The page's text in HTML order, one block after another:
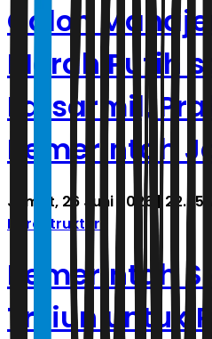
Calon
Merah Putih
Latsarmil,
Pemerintah
Jumat, 26 Juni 2026 | 22.55
Infrastruktur
Pemerintah
Triliun untuk